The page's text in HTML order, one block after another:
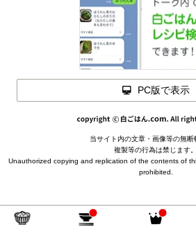
PC版で表示
当サイト内の文章・画像等の無断
複製等の行為は禁じます。
Unauthorized copying and replication of the contents of
prohibited.